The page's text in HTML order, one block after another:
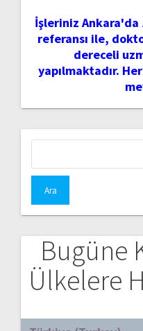
İşleriniz Ankara'da
referansı ile,
dereceli
yapılmaktadır.
Bugüne
Ülkelere